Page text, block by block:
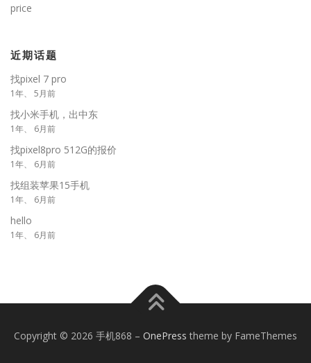
price
近期话题
找pixel 7 pro
1年、 5月前
找小米手机，出中东
1年、 6月前
找pixel8pro 512G的报价
1年、 6月前
找组装苹果15手机
1年、 6月前
hello
1年、 6月前
Copyright © 2026 手机868 – OnePress theme by FameThemes